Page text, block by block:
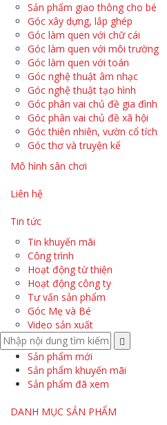
Sản phẩm giao thông cho bé
Góc xây dựng, lắp ghép
Góc làm quen với chữ cái
Góc làm quen với môi trường
Góc làm quen với toán
Góc nghệ thuật âm nhạc
Góc nghệ thuật tạo hình
Góc phân vai chủ đề gia đình
Góc phân vai chủ đề xã hội
Góc thiên nhiên, vườn cổ tích
Góc thơ và truyện kể
Mô hình sân chơi
Liên hệ
Tin tức
Tin khuyến mãi
Công trình
Hoạt động từ thiện
Hoạt động công ty
Tư vấn sản phẩm
Góc Mẹ và Bé
Video sản xuất
Sản phẩm mới
Sản phẩm khuyến mãi
Sản phẩm đã xem
DANH MỤC SẢN PHẨM